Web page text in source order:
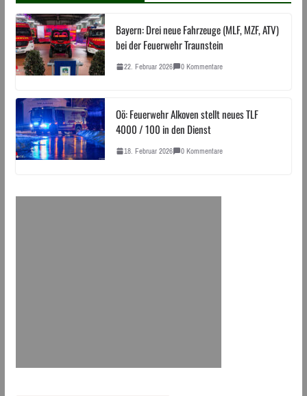
Bayern: Drei neue Fahrzeuge (MLF, MZF, ATV)
bei der Feuerwehr Traunstein
22. Februar 2026 0 Kommentare
Oö: Feuerwehr Alkoven stellt neues TLF
4000 / 100 in den Dienst
18. Februar 2026 0 Kommentare